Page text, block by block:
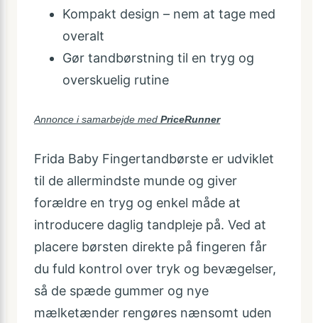
Kompakt design – nem at tage med
overalt
Gør tandbørstning til en tryg og
overskuelig rutine
Annonce i samarbejde med PriceRunner
Frida Baby Fingertandbørste er udviklet
til de allermindste munde og giver
forældre en tryg og enkel måde at
introducere daglig tandpleje på. Ved at
placere børsten direkte på fingeren får
du fuld kontrol over tryk og bevægelser,
så de spæde gummer og nye
mælketænder rengøres nænsomt uden